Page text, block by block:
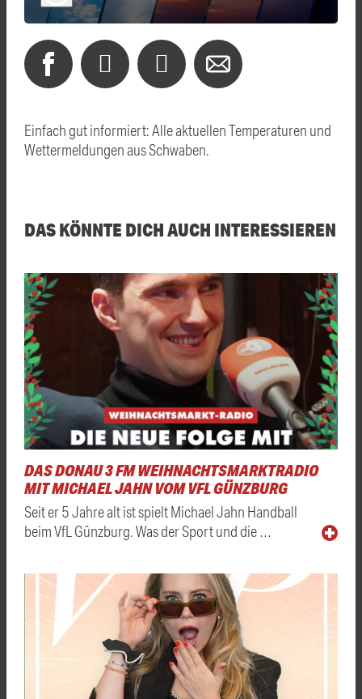
Einfach gut informiert: Alle aktuellen Temperaturen und
Wettermeldungen aus Schwaben.
DAS KÖNNTE DICH AUCH INTERESSIEREN
DAS DONAU 3 FM WEIHNACHTSMARKTRADIO
MIT MICHAEL JAHN VOM VFL GÜNZBURG
Seit er 5 Jahre alt ist spielt Michael Jahn Handball
beim VfL Günzburg. Was der Sport und die …